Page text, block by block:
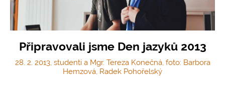
Připravovali jsme Den jazyků 2013
28. 2. 2013, studenti a Mgr. Tereza Konečná, foto: Barbora
Hemzová, Radek Pohořelský